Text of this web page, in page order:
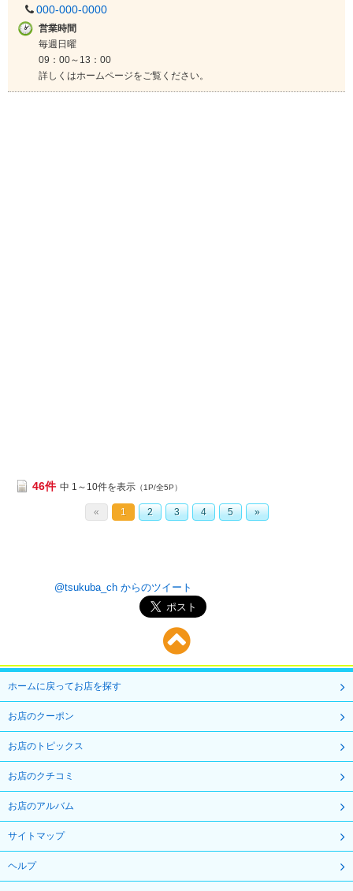
000-000-0000
営業時間
毎週日曜
09：00～13：00
詳しくはホームページをご覧ください。
46件 中 1～10件を表示 （1P/全5P）
« 1 2 3 4 5 »
@tsukuba_ch からのツイート
ホームに戻ってお店を探す
お店のクーポン
お店のトピックス
お店のクチコミ
お店のアルバム
サイトマップ
ヘルプ